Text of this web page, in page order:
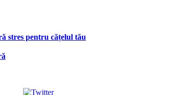
stres pentru cățelul tău
Tweet